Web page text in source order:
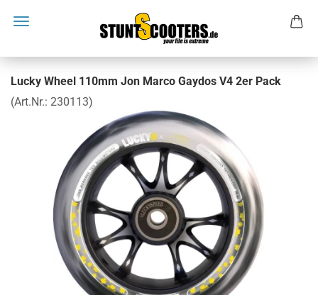
Lucky Wheel 110mm Jon Marco Gaydos V4 2er Pack
(Art.Nr.: 230113)